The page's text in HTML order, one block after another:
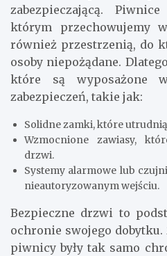
zabezpieczającą.
którym przechowujemy
również przestrzenią, do
osoby niepożądane.
które są wyposażone
zabezpieczeń, takie jak:
Solidne zamki, które
Wzmocnione zawiasy,
drzwi.
Systemy alarmowe lub
nieautoryzowanym wejściu.
Bezpieczne drzwi to
ochronie swojego dobytku.
piwnicy były tak samo